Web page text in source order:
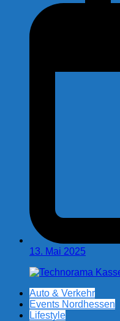
13. Mai 2025
Auto & Verkehr
Events Nordhessen
Lifestyle